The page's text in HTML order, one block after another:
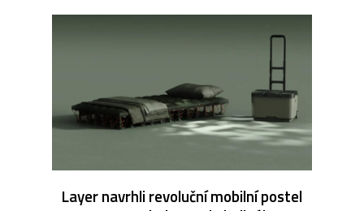
Layer navrhli revoluční mobilní postel